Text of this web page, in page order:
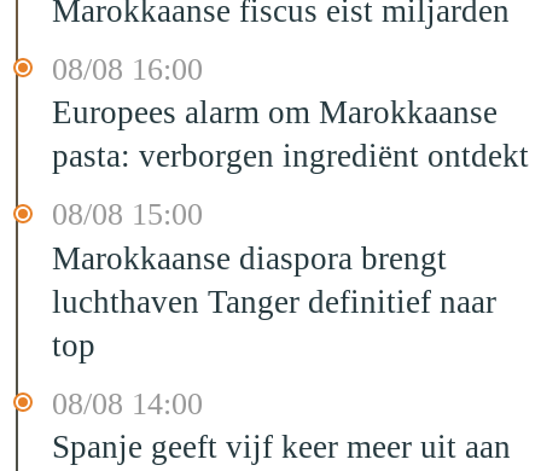
Marokkaanse fiscus eist miljarden
08/08 16:00
Europees alarm om Marokkaanse
pasta: verborgen ingrediënt ontdekt
08/08 15:00
Marokkaanse diaspora brengt
luchthaven Tanger definitief naar
top
08/08 14:00
Spanje geeft vijf keer meer uit aan